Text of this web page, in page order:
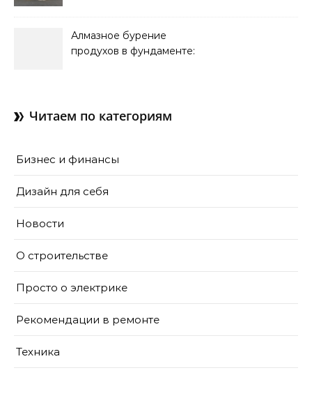
Алмазное бурение
продухов в фундаменте:
Читаем по категориям
Бизнес и финансы
Дизайн для себя
Новости
О строительстве
Просто о электрике
Рекомендации в ремонте
Техника